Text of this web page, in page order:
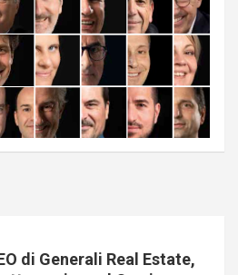
di Generali Real Estate,